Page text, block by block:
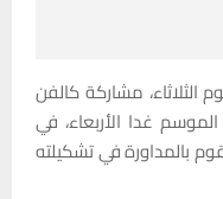
مشاركة كالفن
غدا الأربعاء، في
بالمداورة في تشكيلته